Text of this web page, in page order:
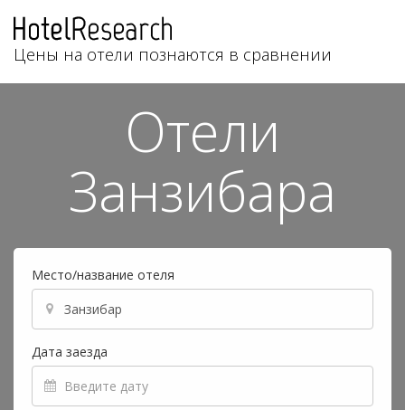
Цены на отели познаются в сравнении
Отели
Занзибара
Место/название отеля
Дата заезда